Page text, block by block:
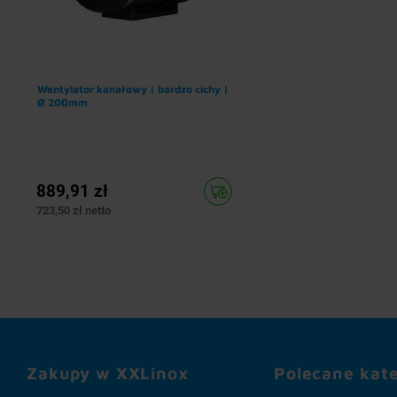
Wentylator kanałowy | bardzo cichy |
Ø 200mm
889,91 zł
723,50 zł netto
Zakupy w XXLinox Polecane